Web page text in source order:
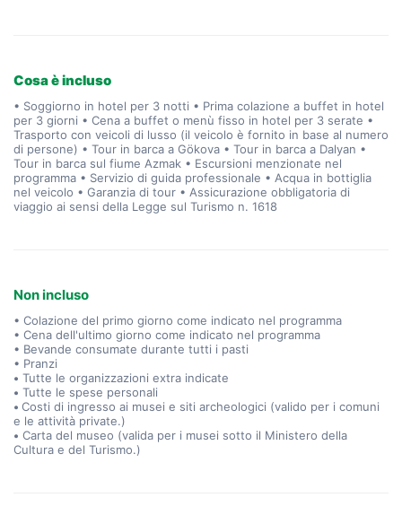
Cosa è incluso
• Soggiorno in hotel per 3 notti • Prima colazione a buffet in hotel
per 3 giorni • Cena a buffet o menù fisso in hotel per 3 serate •
Trasporto con veicoli di lusso (il veicolo è fornito in base al numero
di persone) • Tour in barca a Gökova • Tour in barca a Dalyan •
Tour in barca sul fiume Azmak • Escursioni menzionate nel
programma • Servizio di guida professionale • Acqua in bottiglia
nel veicolo • Garanzia di tour • Assicurazione obbligatoria di
viaggio ai sensi della Legge sul Turismo n. 1618
Non incluso
• Colazione del primo giorno come indicato nel programma
• Cena dell'ultimo giorno come indicato nel programma
• Bevande consumate durante tutti i pasti
• Pranzi
• Tutte le organizzazioni extra indicate
• Tutte le spese personali
• Costi di ingresso ai musei e siti archeologici (valido per i comuni
e le attività private.)
• Carta del museo (valida per i musei sotto il Ministero della
Cultura e del Turismo.)